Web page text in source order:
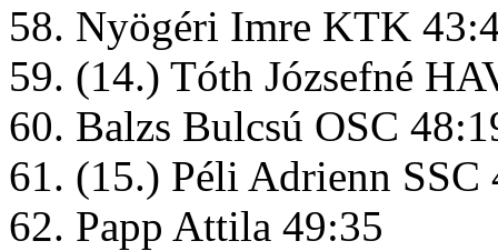
58. Nyögéri Imre KTK
59. (14.) Tóth Józsefné
60. Balzs Bulcsú OSC
61. (15.) Péli Adrienn SSC
62. Papp Attila 49:35